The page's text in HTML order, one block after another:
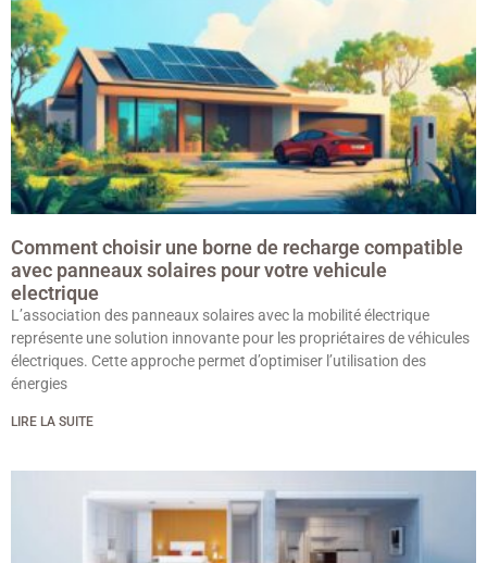
Comment choisir une borne de recharge compatible
avec panneaux solaires pour votre vehicule
electrique
L’association des panneaux solaires avec la mobilité électrique
représente une solution innovante pour les propriétaires de véhicules
électriques. Cette approche permet d’optimiser l’utilisation des
énergies
LIRE LA SUITE